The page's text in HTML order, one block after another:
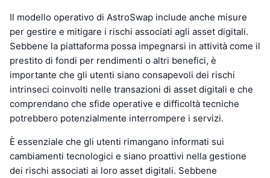
Il modello operativo di AstroSwap include anche misure
per gestire e mitigare i rischi associati agli asset digitali.
Sebbene la piattaforma possa impegnarsi in attività come il
prestito di fondi per rendimenti o altri benefici, è
importante che gli utenti siano consapevoli dei rischi
intrinseci coinvolti nelle transazioni di asset digitali e che
comprendano che sfide operative e difficoltà tecniche
potrebbero potenzialmente interrompere i servizi.
È essenziale che gli utenti rimangano informati sui
cambiamenti tecnologici e siano proattivi nella gestione
dei rischi associati ai loro asset digitali. Sebbene